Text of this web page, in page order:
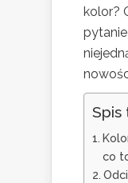
kolor?
Spis
co